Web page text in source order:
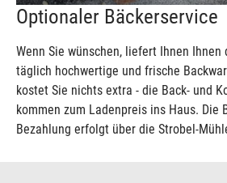
Optionaler Bäckerservice
Wenn Sie wünschen, liefert Ihnen Ihnen
täglich hochwertige und frische
kostet Sie nichts extra - die Back- und
kommen zum Ladenpreis ins Haus. Die
Bezahlung erfolgt über die Strobel-